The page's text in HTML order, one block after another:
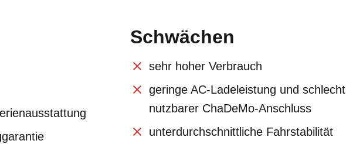
Schwächen
sehr hoher Verbrauch
geringe AC-Ladeleistung und schlecht
nutzbarer ChaDeMo-Anschluss
unterdurchschnittliche Fahrstabilität